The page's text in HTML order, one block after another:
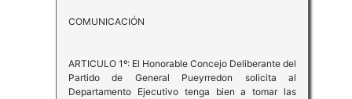
COMUNICACIÓN
ARTICULO 1º: El Honorable Concejo Deliberante del
Partido de General Pueyrredon solicita al
Departamento Ejecutivo tenga bien a tomar las